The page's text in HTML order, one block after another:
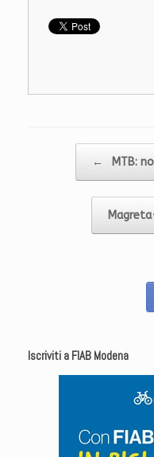
←
MTB:
Iscriviti a FIAB Modena